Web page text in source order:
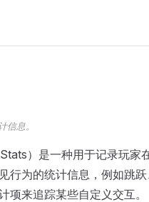
信息。
）是一种用于记录玩家
行为的统计信息，例如跳
项来追踪某些自定义交互。